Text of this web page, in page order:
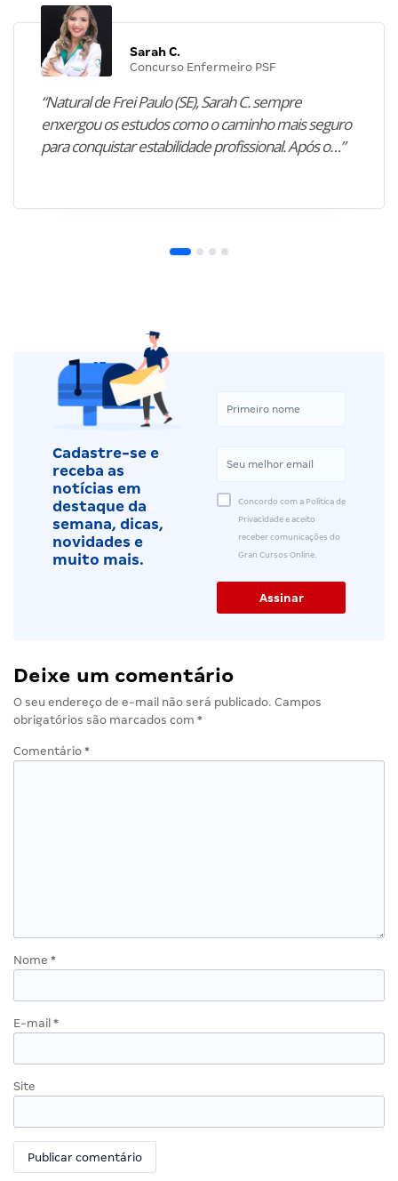
Sarah C.
Concurso Enfermeiro PSF
“Natural de Frei Paulo (SE), Sarah C. sempre
enxergou os estudos como o caminho mais seguro
para conquistar estabilidade profissional. Após o…”
Cadastre-se e
receba as
notícias em
destaque da
semana, dicas,
novidades e
muito mais.
Concordo com a Política de
Privacidade e aceito
receber comunicações do
Gran Cursos Online.
Deixe um comentário
O seu endereço de e-mail não será publicado. Campos
obrigatórios são marcados com *
Comentário *
Nome *
E-mail *
Site